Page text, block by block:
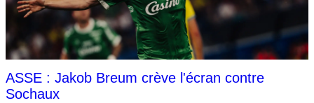
ASSE : Jakob Breum crève l'écran contre
Sochaux